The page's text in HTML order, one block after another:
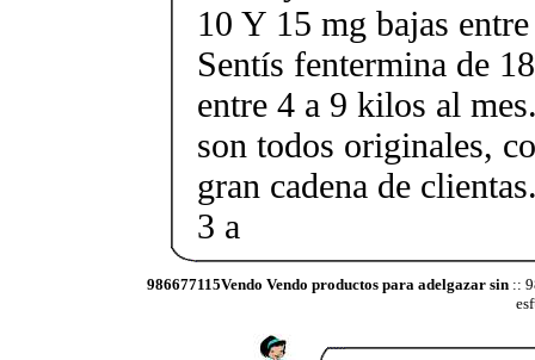
10 Y 15 mg bajas
Sentís fentermina de
entre 4 a 9 kilos al
son todos originales,
gran cadena de
3 a
986677115Vendo Vendo productos para adelgazar sin ::